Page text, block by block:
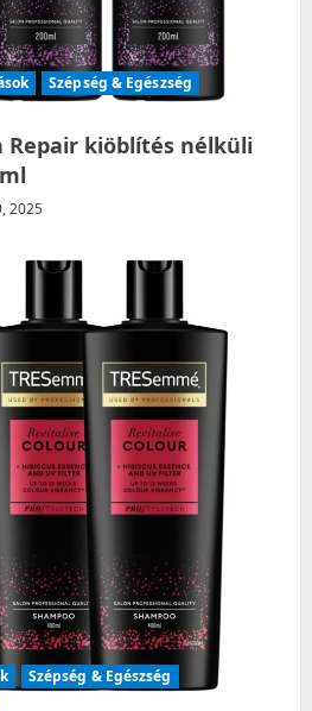
Szépség & Egészség
Repair kiöblítés nélküli
2025
Szépség & Egészség